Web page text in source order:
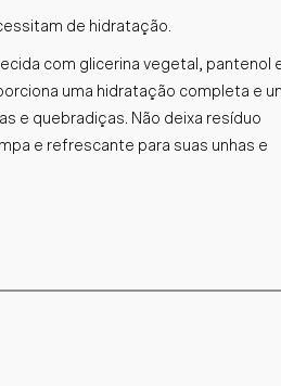
de hidratação.
com glicerina vegetal, pantenol
uma hidratação completa e
e quebradiças. Não deixa resíduo
e refrescante para suas unhas e